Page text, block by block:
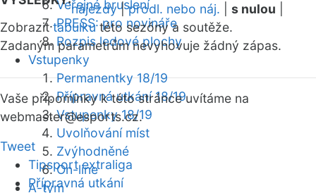
Veřejné bruslení
PRESS: pro novináře
Rozpis ledové plochy
Vstupenky
Permanentky 18/19
Přípravná utkání 18/19
Vstupenky 18/19
Uvolňování míst
Zvýhodněné
On-line
A-tým
nájezdy|prodl. nebo náj. s nulou
Zobrazittabulkutéto sezóny a soutěže.
Zadaným parametrům nevyhovuje žádný zápas.
Vaše připomínky k této stránce uvítáme na
webmaster@esports.cz.
Tweet
Tipsport extraliga
Přípravná utkání